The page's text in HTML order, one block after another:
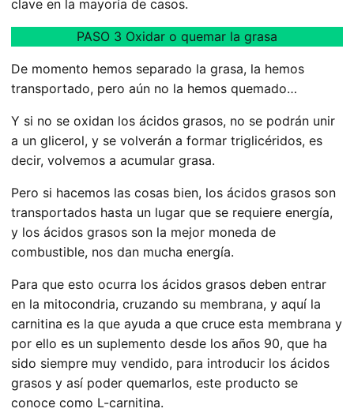
clave en la mayoría de casos.
PASO 3 Oxidar o quemar la grasa
De momento hemos separado la grasa, la hemos
transportado, pero aún no la hemos quemado…
Y si no se oxidan los ácidos grasos, no se podrán unir
a un glicerol, y se volverán a formar triglicéridos, es
decir, volvemos a acumular grasa.
Pero si hacemos las cosas bien, los ácidos grasos son
transportados hasta un lugar que se requiere energía,
y los ácidos grasos son la mejor moneda de
combustible, nos dan mucha energía.
Para que esto ocurra los ácidos grasos deben entrar
en la mitocondria, cruzando su membrana, y aquí la
carnitina es la que ayuda a que cruce esta membrana y
por ello es un suplemento desde los años 90, que ha
sido siempre muy vendido, para introducir los ácidos
grasos y así poder quemarlos, este producto se
conoce como L-carnitina.